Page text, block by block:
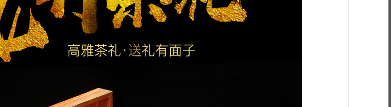
市 幸福绽放 - 紫色海洋之歌+白百合
订购： 杏花楼 糕点礼盒（4盒） - 4种精美点心 老上海的味道
订购：幸福久久 - 8寸,10寸,12寸可选
订购： SWAROVSKI 施华洛世奇 项链 - 跳动的心系列